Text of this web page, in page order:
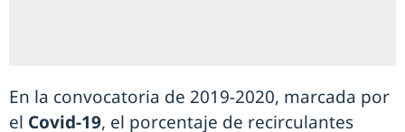
En la convocatoria de 2019-2020, marcada por
el Covid-19, el porcentaje de recirculantes